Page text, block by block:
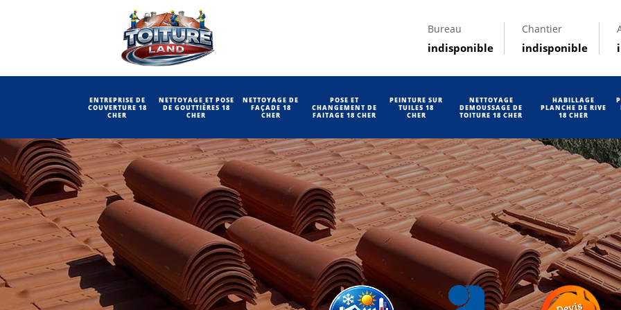
Bureau
indisponible
Chantier
indisponible
ENTREPRISE DE
COUVERTURE 18
CHER
NETTOYAGE ET POSE
DE GOUTTIÈRES 18
CHER
NETTOYAGE DE
FAÇADE 18
CHER
POSE ET
CHANGEMENT DE
FAITAGE 18 CHER
PEINTURE SUR
TUILES 18
CHER
NETTOYAGE
DEMOUSSAGE DE
TOITURE 18 CHER
HABILLAGE
PLANCHE DE RIVE
18 CHER